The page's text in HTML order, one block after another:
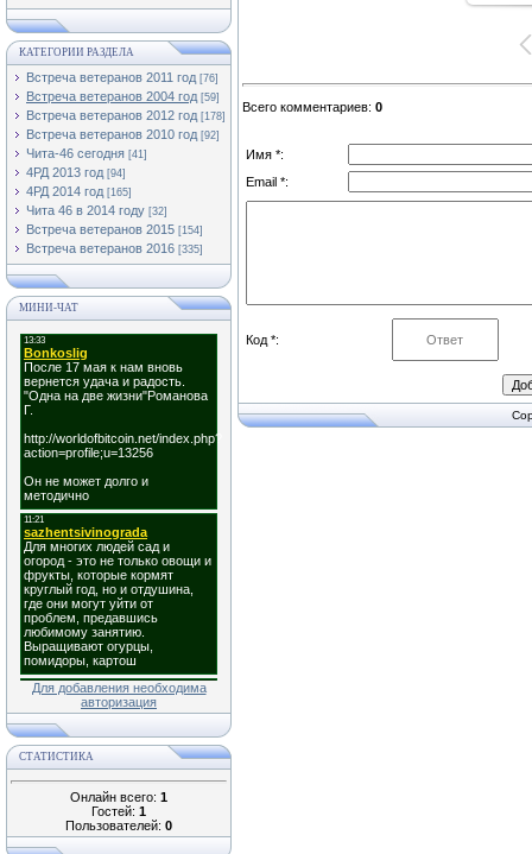
КАТЕГОРИИ РАЗДЕЛА
Встреча ветеранов 2011 год [76]
Встреча ветеранов 2004 год [59]
Встреча ветеранов 2012 год [178]
Встреча ветеранов 2010 год [92]
Чита-46 сегодня [41]
4РД 2013 год [94]
4РД 2014 год [165]
Чита 46 в 2014 году [32]
Встреча ветеранов 2015 [154]
Встреча ветеранов 2016 [335]
МИНИ-ЧАТ
Для добавления необходима
авторизация
СТАТИСТИКА
Онлайн всего: 1
Гостей: 1
Пользователей: 0
Всего комментариев: 0
Имя *:
Email *:
Код *: